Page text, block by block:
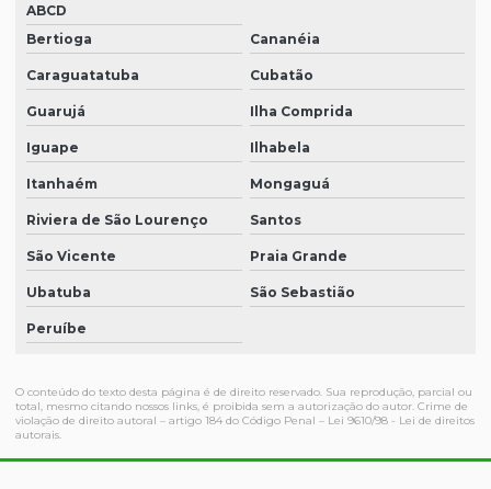
ABCD
Bertioga
Cananéia
Caraguatatuba Cubatão
Guarujá Ilha Comprida
Iguape Ilhabela
Itanhaém Mongaguá
Riviera de São Lourenço Santos
São Vicente Praia Grande
Ubatuba São Sebastião
Peruíbe
O conteúdo do texto desta página é de direito reservado. Sua reprodução, parcial ou
total, mesmo citando nossos links, é proibida sem a autorização do autor. Crime de
violação de direito autoral – artigo 184 do Código Penal – Lei 9610/98 - Lei de direitos
autorais